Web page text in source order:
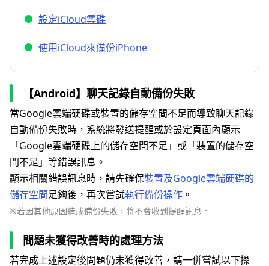
設定iCloud雲碟
使用iCloud來備份iPhone
【Android】聊天記錄自動備份失敗
當Google雲端硬碟或裝置的儲存空間不足而導致聊天記錄
自動備份失敗時，系統將發送提醒或於設定頁面內顯示
「Google雲端硬碟上的儲存空間不足」或「裝置的儲存空
間不足」等錯誤訊息。
顯示相關錯誤訊息時，請先確保裝置及Google雲端硬碟的
儲存空間足夠後，再次嘗試執行備份操作 。
※若因其他原因造成備份失敗，將不會收到提醒訊息。
問題未獲得改善時的處理方法
若完成上述設定後問題仍未獲得改善，請一併嘗試以下操